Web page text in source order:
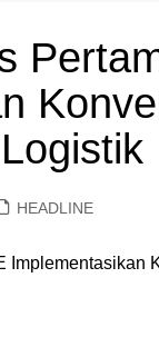
Lintas Koramil –
Megapolitan
Ormas
Peristiwa
Politik
Opini
Tokoh
HEADLINE